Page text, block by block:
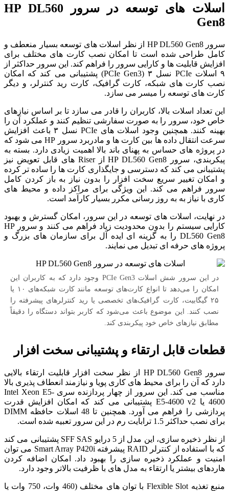
اسلات های توسعه در سرور HP DL560
Gen8
سرور HP DL560 Gen8 از نظر اسلات های توسعه بسیار منعطف و
کامل طراحی شده است تا امکان نصب کارت های مختلف برای
افزایش قابلیت ها و کارایی سرور را فراهم کند. این سرور حداکثر از
۹ اسلات PCIe نسل ۳ (PCIe Gen3) پشتیبانی می کند که امکان
نصب کارت های شبکه، کارت گرافیک، کارت رید کنترلر، و دیگر
کارت های توسعه را میسر می سازد.
این تعداد اسلات بالا، کاربران را قادر می سازد تا بر اساس نیازهای
خاص خود، سرور را به صورت سفارشی تنظیم کنند و عملکرد آن را
بهینه کنند. همچنین وجود اسلات های PCIe نسل ۳ باعث افزایش
سرعت انتقال داده ها بین کارت ها و مادربرد سرور HP می شود که
در پروژه های حساس به پهنای باند بالا اهمیت زیادی دارد. بسته به
پیکربندی، سرور HP DL560 Gen8 از Riser های قابل تعویض نیز
پشتیبانی می کند که دسترسی و جایگذاری کارت ها را ساده تر کرده
و امکان تغییر سریع سخت افزار را بدون نیاز به باز کردن کامل
سرور فراهم می کند. این ویژگی برای مراکز داده و محیط های
کاری با نیاز به به روز رسانی مکرر بسیار کارآمد است.
در نهایت، اسلات های توسعه در این سرور، امکان گسترش و بهبود
کارایی سیستم را بدون محدودیت زیاد فراهم می کنند و سرور HP
DL560 Gen8 را به گزینه ای ایده آل برای سازمان های بزرگ و
پروژه های حرفه ای تبدیل می نمایند.
در این سرور شش اسلات PCIe Gen3 وجود دارد که به کاربران این
امکان را می‌دهد تا انواع کارت‌های توسعه مانند کارت شبکه‌های ۱۰ یا
۲۵ گیگابیت، کارت گرافیک‌های تخصصی یا رید کنترلرهای پیشرفته را
نصب کنند. این موضوع باعث می‌شود که کاربر بتواند دستگاه را دقیقاً
مطابق نیازهای خاص خود پیکربندی کند.
قطعات قابل ارتقاء و پشتیبانی سخت افزار
سرور HP DL560 Gen8 از نظر سخت افزار قابلیت ارتقاء بالایی
دارد که آن را برای محیط های کاری پویا و نیازمند انعطاف پذیری بالا
مناسب می کند. این سرور از چهار پردازنده سری Intel Xeon E5-
4600 یا E5-4600 v2 پشتیبانی می کند که امکان افزایش قدرت
پردازشی را فراهم می آورد. همچنین تا 48 اسلات حافظه DIMM
برای نصب حداکثر 1.5 ترابایت رم در این سرور تعبیه شده است.
از نظر ذخیره سازی، این مدل از 5 درایو SFF SAS پشتیبانی می کند
که با استفاده از کنترلر RAID پیشرفته Smart Array P420i می توان
امنیت و عملکرد ذخیره سازی را بهبود داد. امکان اضافه کردن
هاردهای بیشتر یا ارتقاء به مدل های با ظرفیت بالاتر وجود دارد.
منبع تغذیه Flexible Slot با توان های مختلف (460 وات، 750 وات یا